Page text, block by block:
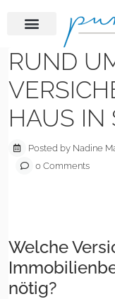
RUND
HAUS IN
Posted by Nadine
0 Comments
Welche
nötig?